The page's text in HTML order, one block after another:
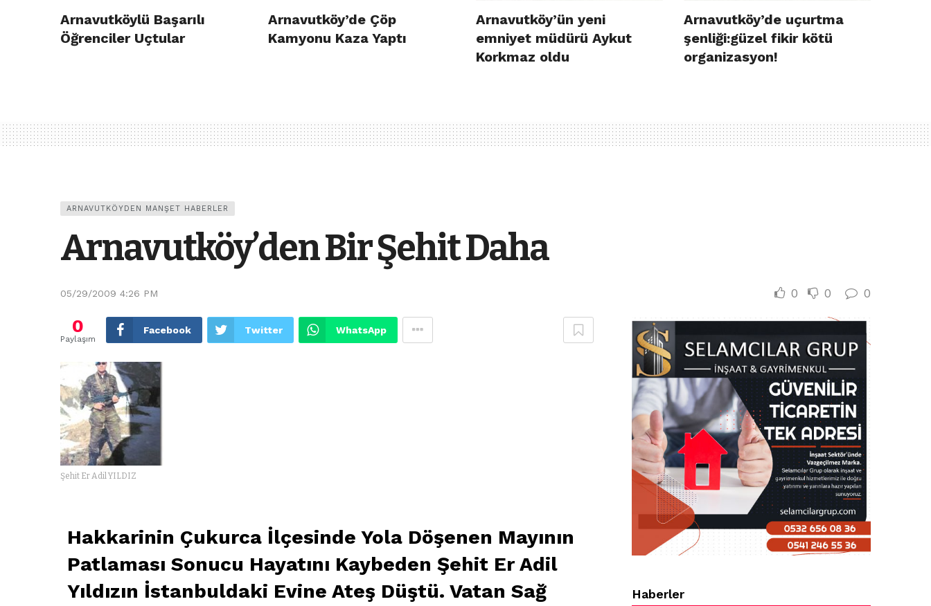
Arnavutköylü Başarılı
Öğrenciler Uçtular
Arnavutköy’de Çöp
Kamyonu Kaza Yaptı
Arnavutköy’ün yeni
emniyet müdürü Aykut
Korkmaz oldu
Arnavutköy’de uçurtma
şenliği:güzel fikir kötü
organizasyon!
ARNAVUTKÖYDEN MANŞET HABERLER
Arnavutköy’den Bir Şehit Daha
05/29/2009 4:26 PM 0 0 0
0
Paylaşım
Facebook Twitter WhatsApp
Şehit Er Adil YILDIZ
Hakkarinin Çukurca İlçesinde Yola Döşenen Mayının
Patlaması Sonucu Hayatını Kaybeden Şehit Er Adil
Yıldızın İstanbuldaki Evine Ateş Düştü. Vatan Sağ
Haberler